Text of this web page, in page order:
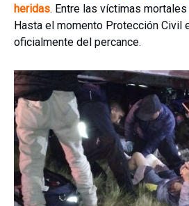
heridas. Entre las víctimas
Hasta el momento Protección Civil
oficialmente del percance.